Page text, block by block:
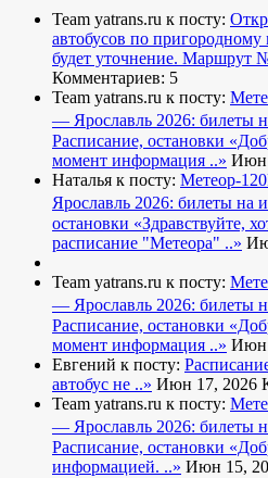
Team yatrans.ru к посту:
автобусов по
будет уточнение. Маршрут
Комментариев: 5
Team yatrans.ru к посту:
— Ярославль 2026: билеты
Расписание, остановки
момент информация ..» Июн
Наталья к посту: Метеор-
Ярославль 2026: билеты на
остановки «Здравствуйте,
расписание "Метеора" ..»
Team yatrans.ru к посту:
— Ярославль 2026: билеты
Расписание, остановки
момент информация ..» Июн
Евгений к посту:
автобус не ..» Июн 17, 2026
Team yatrans.ru к посту:
— Ярославль 2026: билеты
Расписание, остановки
информацией. ..» Июн 15,